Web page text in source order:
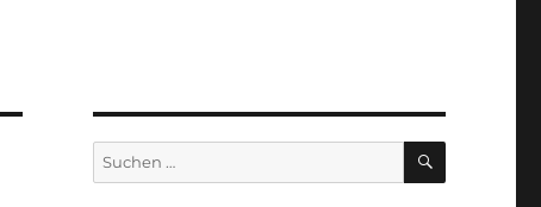
Suche
nach:
SUCHEN